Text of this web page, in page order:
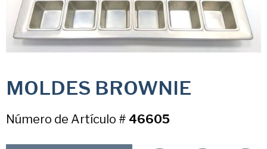
Conectar
American Pan
MOLDES BROWNIE
Número de Artículo # 46605
MOLDES BROWNIE
Consulta de Cotizacion